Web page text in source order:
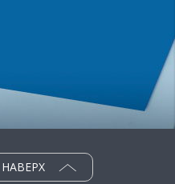
НАВЕРХ